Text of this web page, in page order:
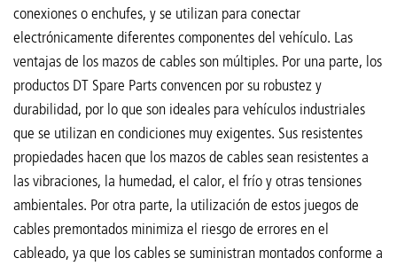
conexiones o enchufes, y se utilizan para conectar
electrónicamente diferentes componentes del vehículo. Las
ventajas de los mazos de cables son múltiples. Por una parte, los
productos DT Spare Parts convencen por su robustez y
durabilidad, por lo que son ideales para vehículos industriales
que se utilizan en condiciones muy exigentes. Sus resistentes
propiedades hacen que los mazos de cables sean resistentes a
las vibraciones, la humedad, el calor, el frío y otras tensiones
ambientales. Por otra parte, la utilización de estos juegos de
cables premontados minimiza el riesgo de errores en el
cableado, ya que los cables se suministran montados conforme a